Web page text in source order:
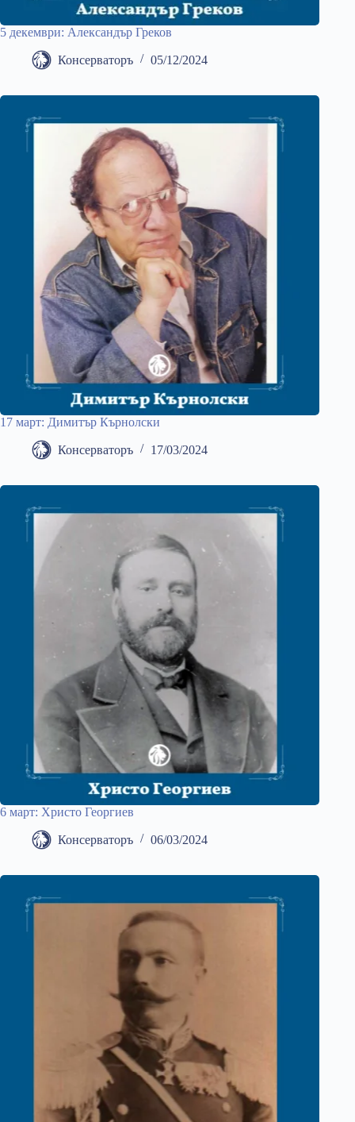
5 декември: Александър Греков
Консерваторъ 05/12/2024
17 март: Димитър Кърнолски
Консерваторъ 17/03/2024
6 март: Христо Георгиев
Консерваторъ 06/03/2024